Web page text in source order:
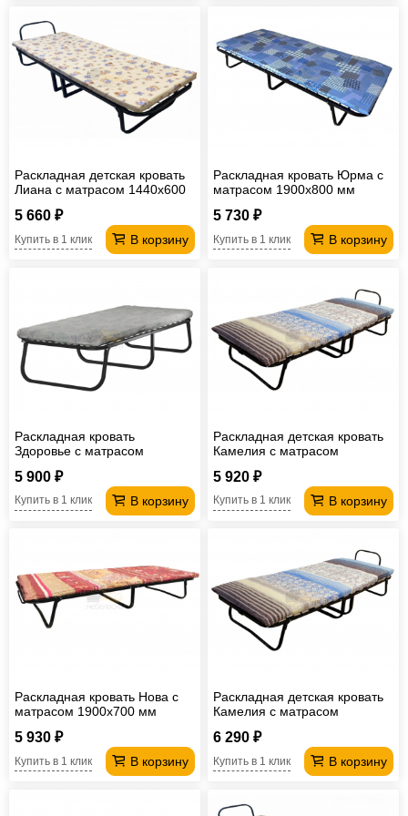
Раскладная детская кровать
Лиана с матрасом 1440х600
5 660 ₽
В корзину
Купить в 1 клик
Раскладная кровать Юрма с
матрасом 1900х800 мм
5 730 ₽
В корзину
Купить в 1 клик
Раскладная кровать
Здоровье с матрасом
5 900 ₽
В корзину
Купить в 1 клик
Раскладная детская кровать
Камелия с матрасом
5 920 ₽
В корзину
Купить в 1 клик
Раскладная кровать Нова с
матрасом 1900х700 мм
5 930 ₽
В корзину
Купить в 1 клик
Раскладная детская кровать
Камелия с матрасом
6 290 ₽
В корзину
Купить в 1 клик